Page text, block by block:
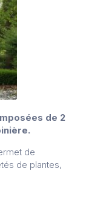
de 2
de
de plantes,